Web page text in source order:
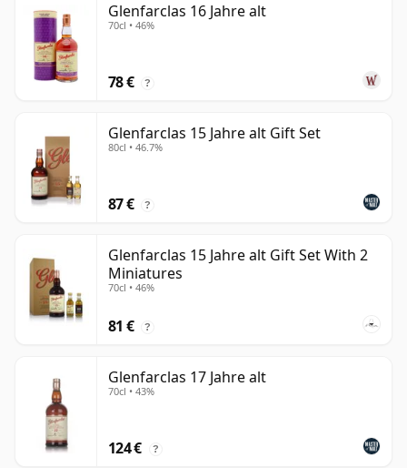
Glenfarclas 16 Jahre alt
70cl • 46%
78 € ?
Glenfarclas 15 Jahre alt Gift Set
80cl • 46.7%
87 € ?
Glenfarclas 15 Jahre alt Gift Set With 2
Miniatures
70cl • 46%
81 € ?
Glenfarclas 17 Jahre alt
70cl • 43%
124 € ?